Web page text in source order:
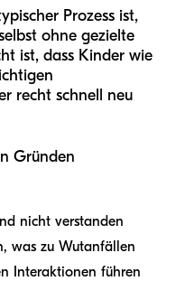
Prozess ist,
ohne gezielte
ist, dass Kinder wie
recht schnell neu
Gründen
nicht verstanden
was zu Wutanfällen
Interaktionen führen